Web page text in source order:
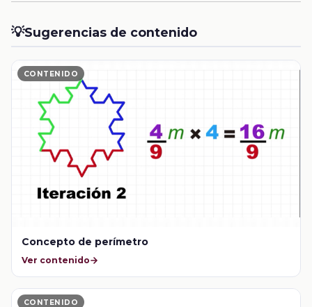
💡Sugerencias de contenido
CONTENIDO
Concepto de perímetro
Ver contenido
CONTENIDO